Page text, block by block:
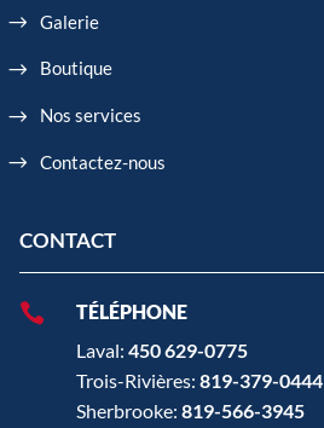
Galerie
Boutique
Nos services
Contactez-nous
CONTACT

TÉLÉPHONE
Laval: 450 629-0775
Trois-Rivières: 819-379-0444
Sherbrooke: 819-566-3945